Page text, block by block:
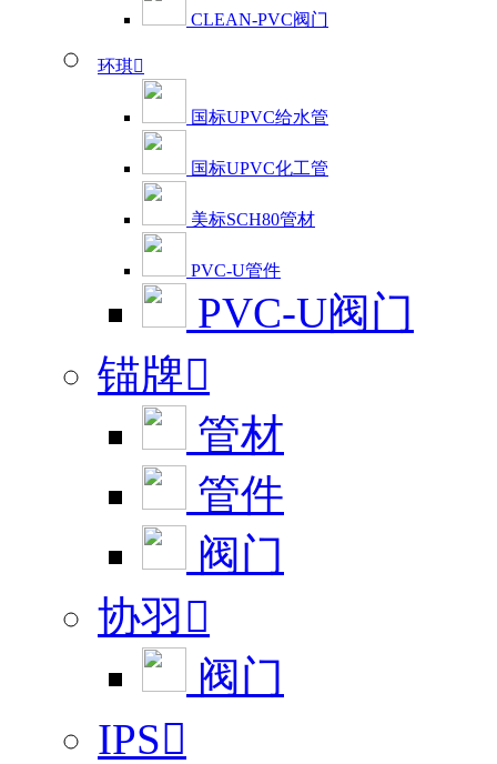
CLEAN-PVC阀门
环琪
国标UPVC给水管
国标UPVC化工管
美标SCH80管材
PVC-U管件
PVC-U阀门
锚牌
管材
管件
阀门
协羽 
阀门
IPS